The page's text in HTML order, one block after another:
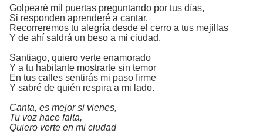
Golpearé mil puertas preguntando por tus días,
Si responden aprenderé a cantar.
Recorreremos tu alegría desde el cerro a tus mejillas
Y de ahí saldrá un beso a mi ciudad.
Santiago, quiero verte enamorado
Y a tu habitante mostrarte sin temor
En tus calles sentirás mi paso firme
Y sabré de quién respira a mi lado.
Canta, es mejor si vienes,
Tu voz hace falta,
Quiero verte en mi ciudad